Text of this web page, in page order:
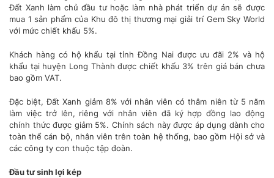
Đất Xanh làm chủ đầu tư hoặc làm nhà phát triển dự án sẽ được
mua 1 sản phẩm của Khu đô thị thương mại giải trí Gem Sky World
với mức chiết khấu 5%.
Khách hàng có hộ khẩu tại tỉnh Đồng Nai được ưu đãi 2% và hộ
khẩu tại huyện Long Thành được chiết khấu 3% trên giá bán chưa
bao gồm VAT.
Đặc biệt, Đất Xanh giảm 8% với nhân viên có thâm niên từ 5 năm
làm việc trở lên, riêng với nhân viên đã ký hợp đồng lao động
chính thức được giảm 5%. Chính sách này được áp dụng dành cho
toàn thể cán bộ, nhân viên trên toàn hệ thống, bao gồm Hội sở và
các công ty con thuộc tập đoàn.
Đầu tư sinh lợi kép